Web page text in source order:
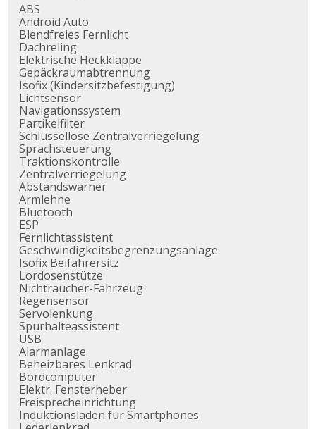
ABS
Android Auto
Blendfreies Fernlicht
Dachreling
Elektrische Heckklappe
Gepäckraumabtrennung
Isofix (Kindersitzbefestigung)
Lichtsensor
Navigationssystem
Partikelfilter
Schlüssellose Zentralverriegelung
Sprachsteuerung
Traktionskontrolle
Zentralverriegelung
Abstandswarner
Armlehne
Bluetooth
ESP
Fernlichtassistent
Geschwindigkeitsbegrenzungsanlage
Isofix Beifahrersitz
Lordosenstütze
Nichtraucher-Fahrzeug
Regensensor
Servolenkung
Spurhalteassistent
USB
Alarmanlage
Beheizbares Lenkrad
Bordcomputer
Elektr. Fensterheber
Freisprecheinrichtung
Induktionsladen für Smartphones